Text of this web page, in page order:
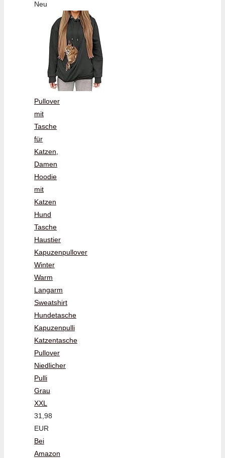
Neu
Pullover
mit
Tasche
für
Katzen,
Damen
Hoodie
mit
Katzen
Hund
Tasche
Haustier
Kapuzenpullover
Winter
Warm
Langarm
Sweatshirt
Hundetasche
Kapuzenpulli
Katzentasche
Pullover
Niedlicher
Pulli
Grau
XXL
31,98
EUR
Bei
Amazon